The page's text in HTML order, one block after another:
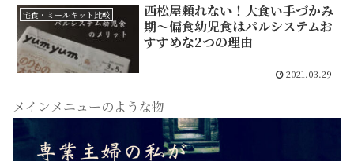
宅食・ミールキット比較
西松屋頼れない！大食い手づかみ
期～偏食幼児食はパルシステムお
すすめな2つの理由
2021.03.29
メインメニューのような物